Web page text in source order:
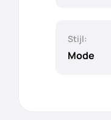
Stijl:
Mode